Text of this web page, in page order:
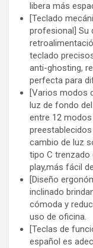
libera más
[Teclado
profesional] Su
teclado
anti-ghosting,
perfecta para
[Varios modos
luz de fondo
entre 12
cambio de luz
tipo C trenzado
play,más fácil
[Diseño
inclinado
cómoda y
uso de oficina.
[Teclas de
español es